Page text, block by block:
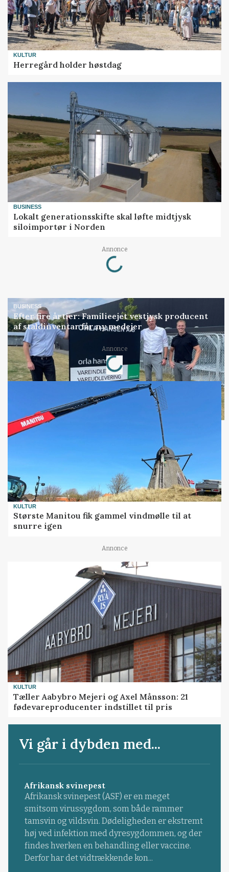
KULTUR
Herregård holder høstdag
BUSINESS
Lokalt generationsskifte skal løfte midtjysk
siloimportør i Norden
Annonce
Loading...
BUSINESS
Efter fire årtier: Familieejet vestjysk producent
af staldinventar får ny medejer
Annonce
Loading...
KULTUR
Største Manitou fik gammel vindmølle til at
snurre igen
Annonce
KULTUR
Tæller Aabybro Mejeri og Axel Månsson: 21
fødevareproducenter indstillet til pris
Vi går i dybden med...
Afrikansk svinepest
Afrikansk svinepest (ASF) er en meget
smitsom virussygdom, som både rammer
tamsvin og vildsvin. Dødeligheden er ekstremt
høj ved infektion med dyresygdommen, og der
findes hverken en behandling eller vaccine.
Derfor har det vidtrækkende kon...